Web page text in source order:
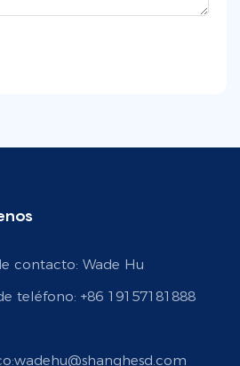
contacto: Wade Hu
teléfono: +86 19157181888
wadehu@shanghesd.com